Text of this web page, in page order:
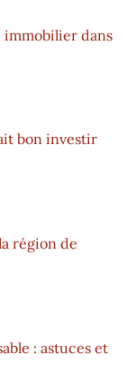
immobilier dans
bon investir
région de
: astuces et